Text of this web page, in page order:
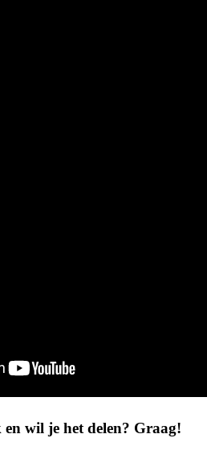
wil je het delen? Graag!